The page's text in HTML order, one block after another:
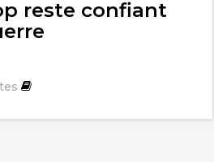
reste confiant